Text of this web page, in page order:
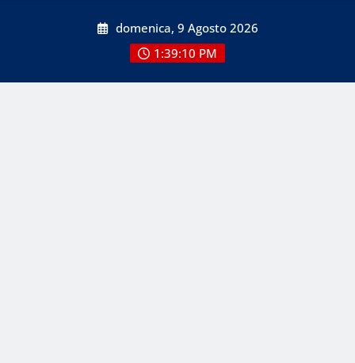
domenica, 9 Agosto 2026
1:39:10 PM